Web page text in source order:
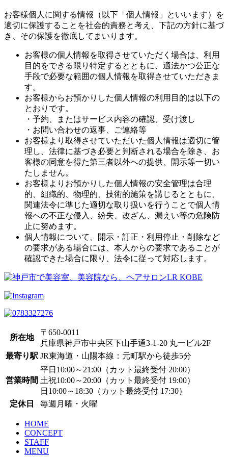
お客様個人に関する情報（以下「個人情報」といいます）を
適切に保護することを社会的責務と考え、下記の方針に基づ
き、その保護を徹底してまいります。
お客様の個人情報を取得させていただく場合は、利用
目的をできる限り特定するとともに、適法かつ公正な
手段で必要な範囲の個人情報を取得させていただきま
す。
お客様からお預かりした個人情報の利用目的は以下の
とおりです。
・予約、またはサービス内容の確認、受け渡し
・お問い合わせの返事、ご連絡等
お客様より取得させていただいた個人情報は適切に管
理し、法律に基づき必要と判断される場合を除き、お
客様の同意を得た第三者以外への提供、開示等一切い
たしません。
お客様よりお預かりした個人情報の安全管理は合理
的、組織的、物理的、技術的施策を講じるとともに、
関連法令に準じた適切な取り扱いを行うことで個人情
報への不正な侵入、紛失、改ざん、漏えい等の危険防
止に努めます。
個人情報について、開示・訂正・利用停止・削除など
の要求がある場合には、本人からの要求であることが
確認できた場合に限り、法令に従って対応します。
所在地
〒650-0011
兵庫県神戸市中央区下山手通3-1-20 丸一ビル2F
最寄り駅 JR東海道・山陽本線：元町駅から徒歩5分
営業時間
平日10:00～21:00（カット最終受付 20:00）
土祝10:00～20:00（カット最終受付 19:00）
日10:00～18:30（カット最終受付 17:30）
定休日
毎週月曜・火曜
HOME
CONCEPT
STAFF
MENU